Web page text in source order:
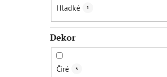
Hladké 1
Dekor
Čiré 5